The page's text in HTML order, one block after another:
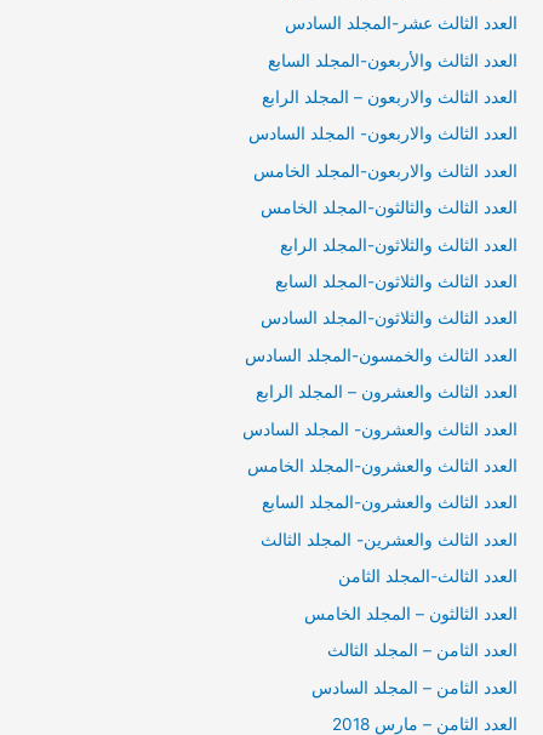
العدد الثالث عشر-المجلد السادس
العدد الثالث والأربعون-المجلد السابع
العدد الثالث والاربعون – المجلد الرابع
العدد الثالث والاربعون- المجلد السادس
العدد الثالث والاربعون-المجلد الخامس
العدد الثالث والثالثون-المجلد الخامس
العدد الثالث والثلاثون-المجلد الرابع
العدد الثالث والثلاثون-المجلد السابع
العدد الثالث والثلاثون-المجلد السادس
العدد الثالث والخمسون-المجلد السادس
العدد الثالث والعشرون – المجلد الرابع
العدد الثالث والعشرون- المجلد السادس
العدد الثالث والعشرون-المجلد الخامس
العدد الثالث والعشرون-المجلد السابع
العدد الثالث والعشرين- المجلد الثالث
العدد الثالث-المجلد الثامن
العدد الثالثون – المجلد الخامس
العدد الثامن – المجلد الثالث
العدد الثامن – المجلد السادس
العدد الثامن – مارس 2018